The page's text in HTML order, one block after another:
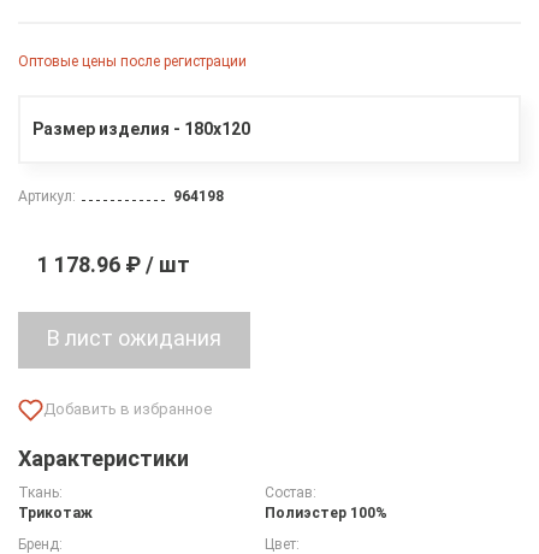
Оптовые цены после регистрации
Размер изделия - 180х120
Артикул: 964198
1 178.96 ₽ / шт
Характеристики
Ткань:
Трикотаж
Состав:
Полиэстер 100%
Бренд:
Цвет: